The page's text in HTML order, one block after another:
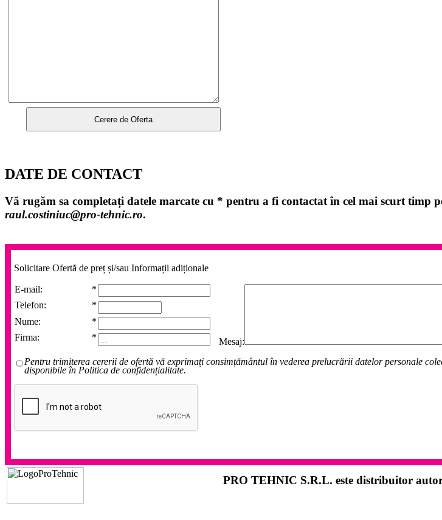
DATE DE CONTACT
Vă rugăm sa completați datele marcate cu * pentru a fi contactat în cel mai scurt timp
raul.costiniuc@pro-tehnic.ro.
Solicitare Ofertă de preț și/sau Informații adiționale
E-mail: *
Mesaj:
Telefon:
*
Nume:
*
Firma:
*
Pentru trimiterea cererii de ofertă vă exprimați consimțământul în vederea prelucrării datelor personale
disponibile în Politica de confidențialitate.
PRO TEHNIC S.R.L. este distribuitor